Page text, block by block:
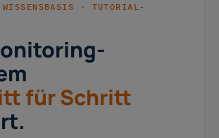
WISSENSBASIS · TUTORIAL-
für Schritt